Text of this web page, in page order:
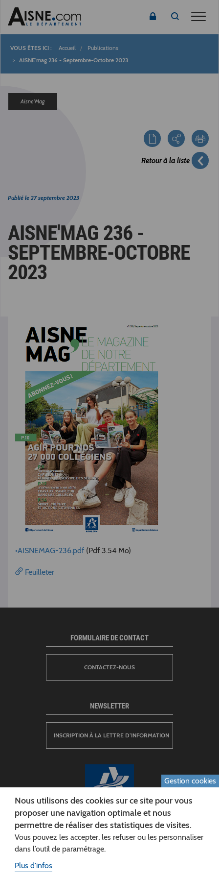
Fil
Accueil
Publications
AISNE'mag 236 - Septembre-Octobre 2023
Aisne'Mag
Retour à la liste
Publié le 27 septembre 2023
AISNE'MAG 236 -
SEPTEMBRE-OCTOBRE
2023
•AISNEMAG-236.pdf (Pdf 3.54 Mo)
Feuilleter
CONSEIL DÉPARTEMENTAL DE L'AISNE
Siège :
FORMULAIRE DE CONTACT
CONTACTEZ-NOUS
NEWSLETTER
INSCRIPTION À LA LETTRE D’INFORMATION
Gestion cookies
Nous utilisons des cookies sur ce site pour vous
proposer une navigation optimale et nous
permettre de réaliser des statistiques de visites.
Vous pouvez les accepter, les refuser ou les personnaliser
dans l’outil de paramétrage.
Plus d'infos